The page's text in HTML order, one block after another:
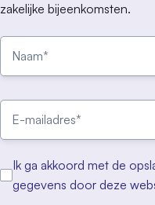
zakelijke bijeenkomsten.
Ik ga akkoord met de
gegevens door deze